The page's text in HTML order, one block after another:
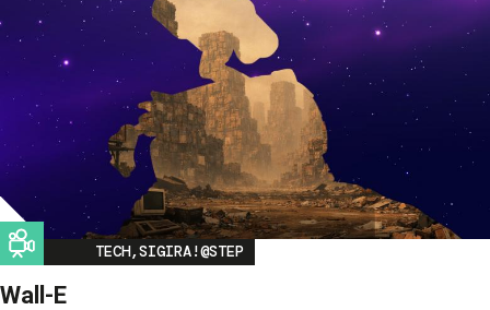
Image
TECH,SIGIRA!@STEP
Wall-E